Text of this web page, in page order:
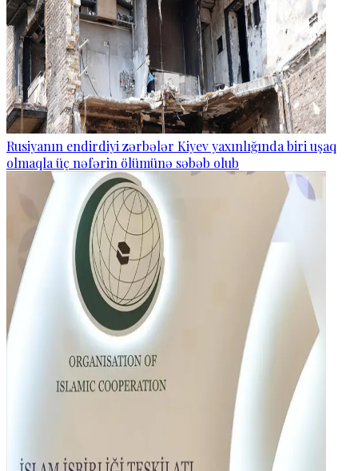
Rusiyanın endirdiyi zərbələr Kiyev yaxınlığında biri uşaq
olmaqla üç nəfərin ölümünə səbəb olub